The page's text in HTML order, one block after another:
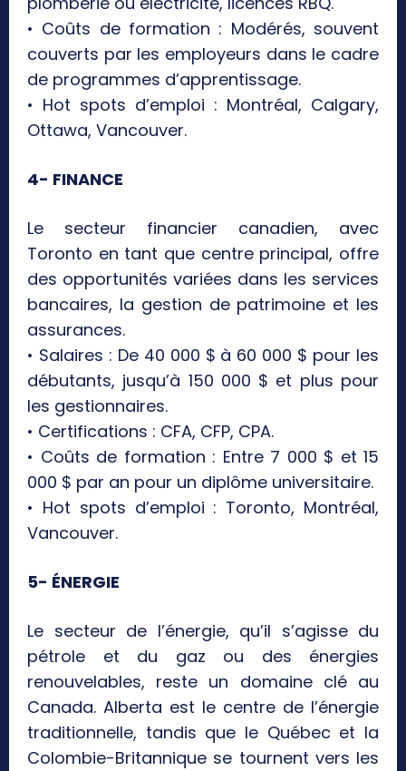
• Coûts de formation : Modérés, souvent
couverts par les employeurs dans le cadre
de programmes d’apprentissage.
• Hot spots d’emploi : Montréal, Calgary,
Ottawa, Vancouver.
4- FINANCE
Le secteur financier canadien, avec
Toronto en tant que centre principal, offre
des opportunités variées dans les services
bancaires, la gestion de patrimoine et les
assurances.
• Salaires : De 40 000 $ à 60 000 $ pour les
débutants, jusqu’à 150 000 $ et plus pour
les gestionnaires.
• Certifications : CFA, CFP, CPA.
• Coûts de formation : Entre 7 000 $ et 15
000 $ par an pour un diplôme universitaire.
• Hot spots d’emploi : Toronto, Montréal,
Vancouver.
5- ÉNERGIE
Le secteur de l’énergie, qu’il s’agisse du
pétrole et du gaz ou des énergies
renouvelables, reste un domaine clé au
Canada. Alberta est le centre de l’énergie
traditionnelle, tandis que le Québec et la
Colombie-Britannique se tournent vers les